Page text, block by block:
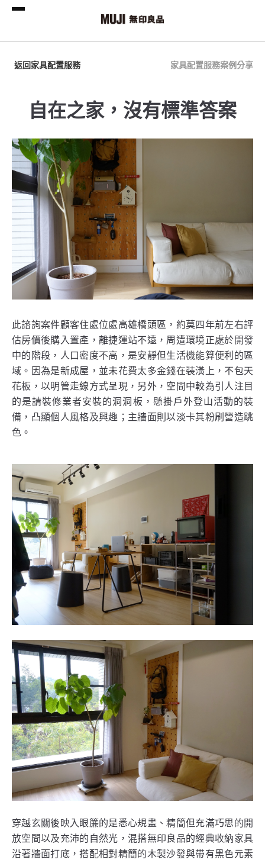
返回家具配置服務 家具配置服務案例分享
自在之家，沒有標準答案
此諮詢案件顧客住處位處高雄橋頭區，約莫四年前左右評
估房價後購入置產，離捷運站不遠，周遭環境正處於開發
中的階段，人口密度不高，是安靜但生活機能算便利的區
域。因為是新成屋，並未花費太多金錢在裝潢上，不包天
花板，以明管走線方式呈現，另外，空間中較為引人注目
的是請裝修業者安裝的洞洞板，懸掛戶外登山活動的裝
備，凸顯個人風格及興趣；主牆面則以淡卡其粉刷營造跳
色。
穿越玄關後映入眼簾的是悉心規畫、精簡但充滿巧思的開
放空間以及充沛的自然光，混搭無印良品的經典收納家具
沿著牆面打底，搭配相對精簡的木製沙發與帶有黑色元素